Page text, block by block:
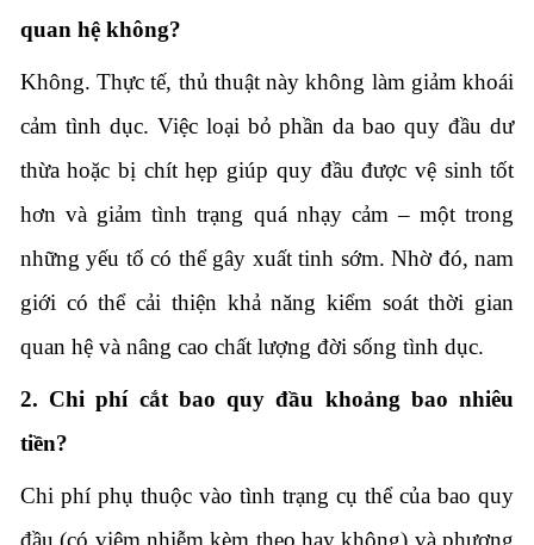
quan hệ không?
Không. Thực tế, thủ thuật này không làm giảm khoái
cảm tình dục. Việc loại bỏ phần da bao quy đầu dư
thừa hoặc bị chít hẹp giúp quy đầu được vệ sinh tốt
hơn và giảm tình trạng quá nhạy cảm – một trong
những yếu tố có thể gây xuất tinh sớm. Nhờ đó, nam
giới có thể cải thiện khả năng kiểm soát thời gian
quan hệ và nâng cao chất lượng đời sống tình dục.
2. Chi phí cắt bao quy đầu khoảng bao nhiêu
tiền?
Chi phí phụ thuộc vào tình trạng cụ thể của bao quy
đầu (có viêm nhiễm kèm theo hay không) và phương